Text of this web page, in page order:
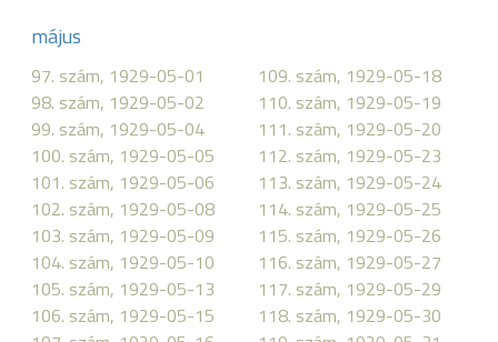
május
97. szám, 1929-05-01
98. szám, 1929-05-02
99. szám, 1929-05-04
100. szám, 1929-05-05
101. szám, 1929-05-06
102. szám, 1929-05-08
103. szám, 1929-05-09
104. szám, 1929-05-10
105. szám, 1929-05-13
106. szám, 1929-05-15
109. szám, 1929-05-18
110. szám, 1929-05-19
111. szám, 1929-05-20
112. szám, 1929-05-23
113. szám, 1929-05-24
114. szám, 1929-05-25
115. szám, 1929-05-26
116. szám, 1929-05-27
117. szám, 1929-05-29
118. szám, 1929-05-30